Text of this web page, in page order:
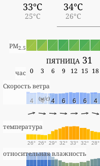
33°C
25°C
34°C
26°C
PM2.5
пятница 31
час 0 3 6 9 12 15 18
Скорость ветра
(м/с)
4 4 4 6 6 6 4
температура
26° 26° 29° 32° 33° 32° 28°
относительная влажность